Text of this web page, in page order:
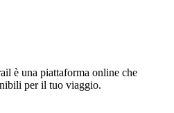
è una piattaforma online che
per il tuo viaggio.